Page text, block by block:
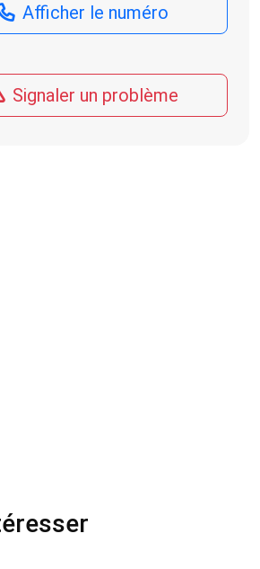
Afficher le numéro
Signaler un problème